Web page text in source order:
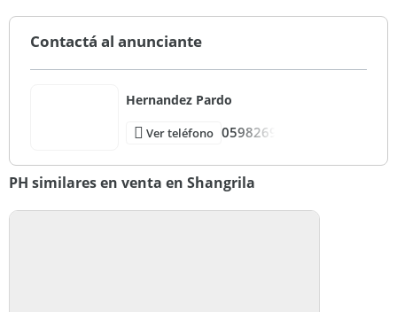
Contactá al anunciante
Hernandez Pardo
Ver teléfono 0598269
PH similares en venta en Shangrila